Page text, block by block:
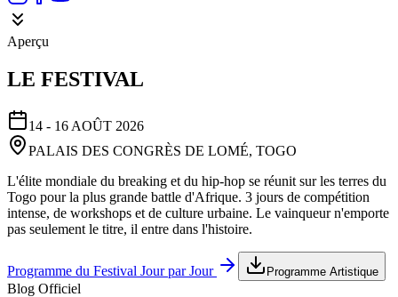
Aperçu
LE FESTIVAL
14 - 16 AOÛT 2026
PALAIS DES CONGRÈS DE LOMÉ, TOGO
L'élite mondiale du breaking et du hip-hop se réunit sur les terres du
Togo pour la plus grande battle d'Afrique. 3 jours de compétition
intense, de workshops et de culture urbaine. Le vainqueur n'emporte
pas seulement le titre, il entre dans l'histoire.
Programme du Festival Jour par Jour Programme Artistique
Blog Officiel